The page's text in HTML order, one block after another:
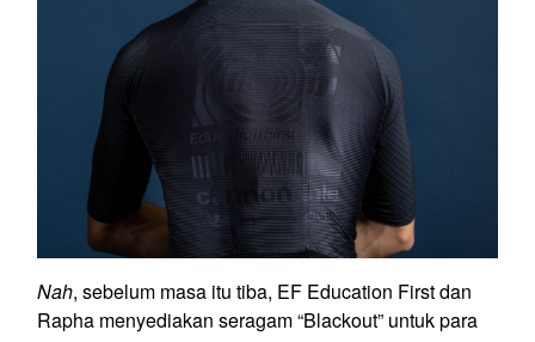
Nah, sebelum masa itu tiba, EF Education First dan
Rapha menyediakan seragam “Blackout” untuk para